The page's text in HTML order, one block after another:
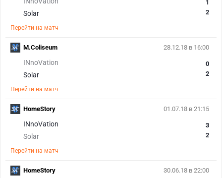
Solar
1
2
Перейти на матч
28.12.18 в 16:00
INnoVation
Solar
0
2
Перейти на матч
M.Coliseum
01.07.18 в 21:15
INnoVation
Solar
3
2
Перейти на матч
HomeStory
30.06.18 в 22:00
HomeStory